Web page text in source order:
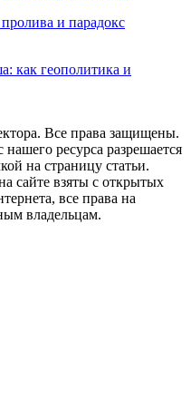
и парадокс
как геополитика и
Все права защищены.
ресурса разрешается
на страницу статьи.
сайте взяты с открытых
все права на
владельцам.